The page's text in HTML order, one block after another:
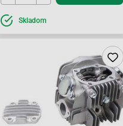
Skladom